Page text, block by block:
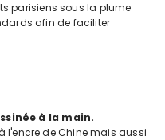
parisiens sous la plume
afin de faciliter
à la main.
l'encre de Chine mais aussi